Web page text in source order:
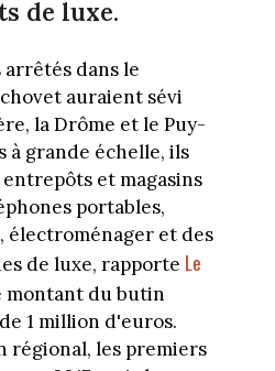
de luxe.
dans le
auraient sévi
la Drôme et le Puy-
à grande échelle, ils
et magasins
portables,
électroménager et des
de luxe, rapporte Le
montant du butin
1 million d'euros.
régional, les premiers